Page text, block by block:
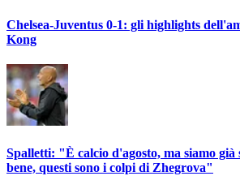
Chelsea-Juventus 0-1: gli highlights
Kong
Spalletti: "È calcio d'agosto, ma siamo già
bene, questi sono i colpi di Zhegrova"